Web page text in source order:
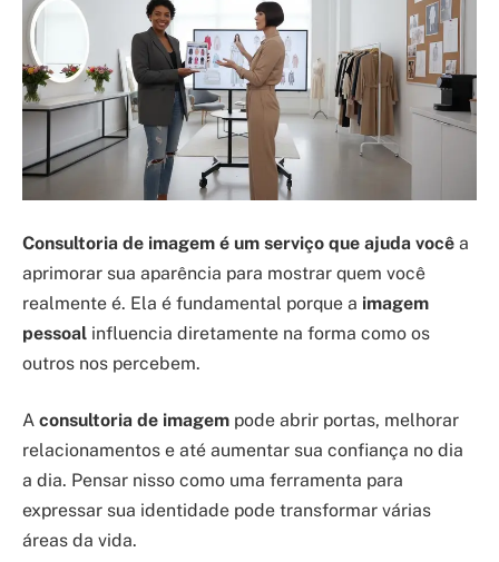
Consultoria de imagem é um serviço que ajuda você a
aprimorar sua aparência para mostrar quem você
realmente é. Ela é fundamental porque a imagem
pessoal influencia diretamente na forma como os
outros nos percebem.
A consultoria de imagem pode abrir portas, melhorar
relacionamentos e até aumentar sua confiança no dia
a dia. Pensar nisso como uma ferramenta para
expressar sua identidade pode transformar várias
áreas da vida.